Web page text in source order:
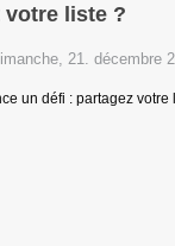
votre liste ?
21. décembre
un défi : partagez votre